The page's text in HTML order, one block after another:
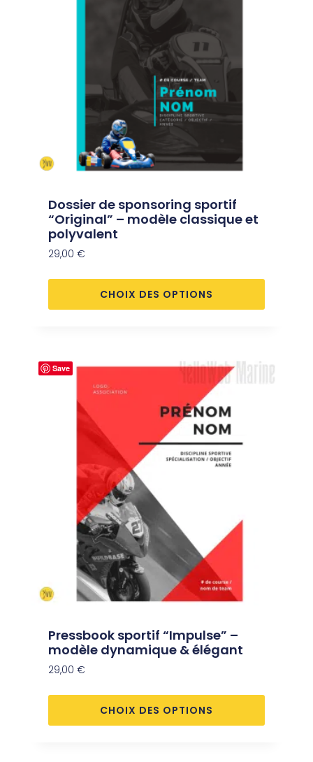
Dossier de sponsoring sportif
“Original” – modèle classique et
polyvalent
29,00 €
CHOIX DES OPTIONS
Save
Pressbook sportif “Impulse” –
modèle dynamique & élégant
29,00 €
CHOIX DES OPTIONS